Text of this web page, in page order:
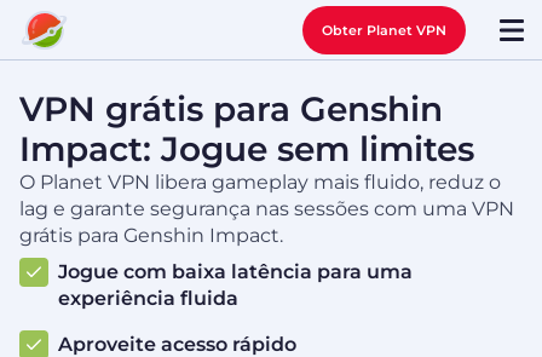
Obter Planet VPN
VPN grátis para Genshin
Impact: Jogue sem limites
O Planet VPN libera gameplay mais fluido, reduz o
lag e garante segurança nas sessões com uma VPN
grátis para Genshin Impact.
Jogue com baixa latência para uma
experiência fluida
Aproveite acesso rápido